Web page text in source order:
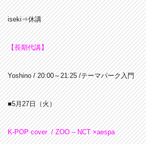
iseki⇒休講
【長期代講】
Yoshino / 20:00～21:25 /テーマパーク入門
■5月27日（火）
K-POP cover / ZOO – NCT ×aespa